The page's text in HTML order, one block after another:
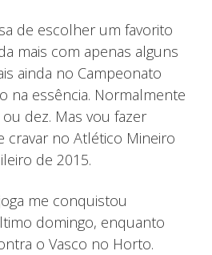
de escolher um favorito
mais com apenas alguns
ainda no Campeonato
na essência. Normalmente
dez. Mas vou fazer
cravar no Atlético Mineiro
de 2015.
me conquistou
domingo, enquanto
o Vasco no Horto.